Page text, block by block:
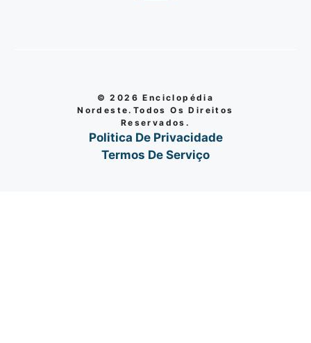
© 2026 Enciclopédia
Nordeste.Todos Os Direitos
Reservados.
Politica De Privacidade
Termos De Serviço